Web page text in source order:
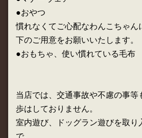
●おやつ
慣れなくてご心配なわんこちゃん
下のご用意をお願いいたします。
●おもちゃ、使い慣れている毛布
当店では、交通事故や不慮の事等
歩はしておりません。
室内遊び、ドッグラン遊びを取り